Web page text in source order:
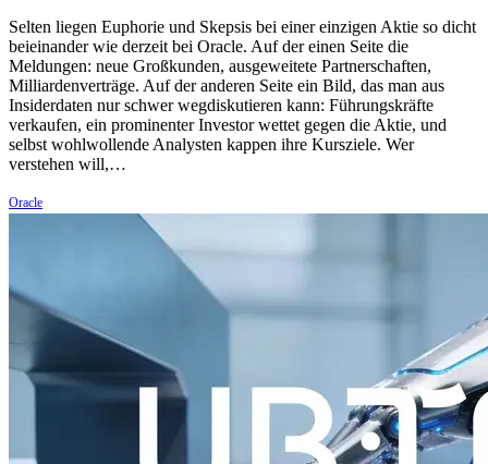
Selten liegen Euphorie und Skepsis bei einer einzigen Aktie so dicht
beieinander wie derzeit bei Oracle. Auf der einen Seite die
Meldungen: neue Großkunden, ausgeweitete Partnerschaften,
Milliardenverträge. Auf der anderen Seite ein Bild, das man aus
Insiderdaten nur schwer wegdiskutieren kann: Führungskräfte
verkaufen, ein prominenter Investor wettet gegen die Aktie, und
selbst wohlwollende Analysten kappen ihre Kursziele. Wer
verstehen will,…
Oracle